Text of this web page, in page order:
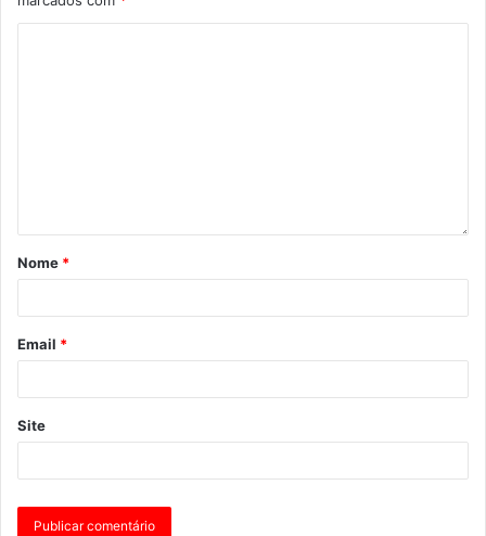
Nome *
Email *
Site